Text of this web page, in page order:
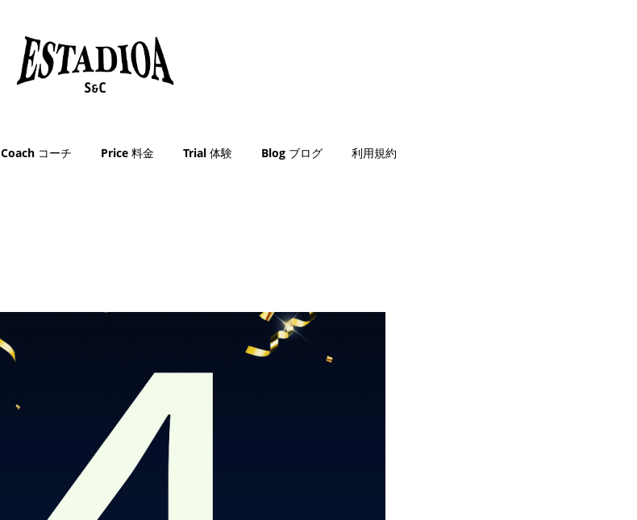
Coach コーチ Price 料金 Trial 体験 Blog ブログ 利用規約